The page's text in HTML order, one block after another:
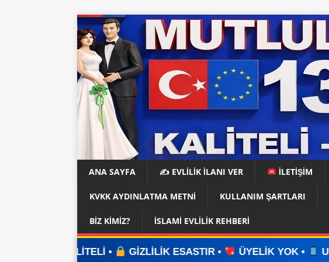
ANA SAYFA ✍️ EVLİLİK İLANI VER İLETİŞİM
KVKK AYDINLATMA METNI KULLANIM ŞARTLARI
BIZ KIMIZ? İSLAMI EVLILIK REHBERI
GİZLİLİK ESASTIR • ÜYELİK YOK • UYGULAMA YOK •